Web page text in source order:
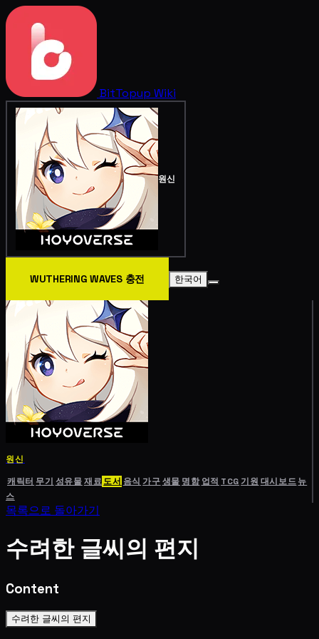
BitTopup Wiki
원신
WUTHERING WAVES 충전 한국어
원신
캐릭터 무기 성유물재료도서 음식 가구생물 명함 업적 TCG기원 대시보드뉴
스
목록으로 돌아가기
수려한 글씨의 편지
Content
수려한 글씨의 편지